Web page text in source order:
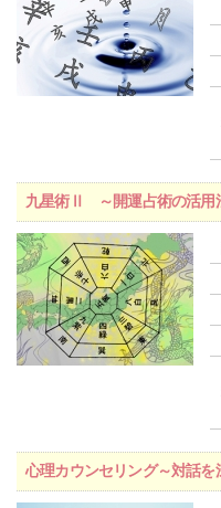
九星術Ⅱ ～開運占術の活用
心理カウンセリング～対話